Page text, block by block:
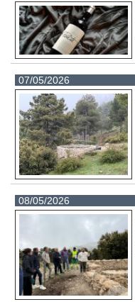
07/05/2026
08/05/2026